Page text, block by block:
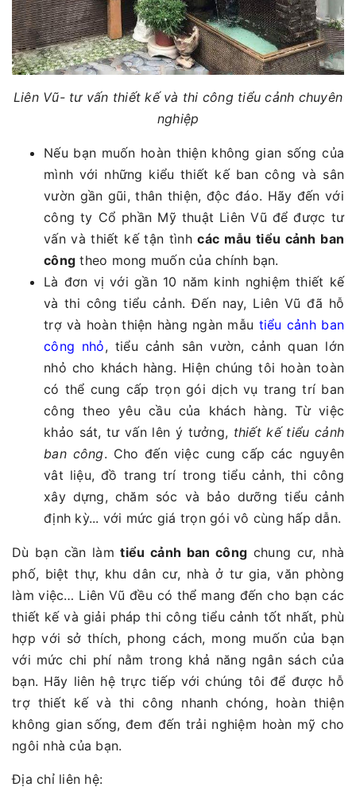
Liên Vũ- tư vấn thiết kế và thi công tiểu cảnh chuyên
nghiệp
Nếu bạn muốn hoàn thiện không gian sống của
mình với những kiểu thiết kế ban công và sân
vườn gần gũi, thân thiện, độc đáo. Hãy đến với
công ty Cổ phần Mỹ thuật Liên Vũ để được tư
vấn và thiết kế tận tìnhcác mẫu tiểu cảnh ban
công theo mong muốn của chính bạn.
Là đơn vị với gần 10 năm kinh nghiệm thiết kế
và thi công tiểu cảnh. Đến nay, Liên Vũ đã hỗ
trợ và hoàn thiện hàng ngàn mẫu tiểu cảnh ban
công nhỏ, tiểu cảnh sân vườn, cảnh quan lớn
nhỏ cho khách hàng. Hiện chúng tôi hoàn toàn
có thể cung cấp trọn gói dịch vụ trang trí ban
công theo yêu cầu của khách hàng. Từ việc
khảo sát, tư vấn lên ý tưởng, thiết kế tiểu cảnh
ban công. Cho đến việc cung cấp các nguyên
vât liệu, đồ trang trí trong tiểu cảnh, thi công
xây dựng, chăm sóc và bảo dưỡng tiểu cảnh
định kỳ... với mức giá trọn gói vô cùng hấp dẫn.
Dù bạn cần làmtiểu cảnh ban công chung cư, nhà
phố, biệt thự, khu dân cư, nhà ở tư gia, văn phòng
làm việc… Liên Vũ đều có thể mang đến cho bạn các
thiết kế và giải pháp thi công tiểu cảnh tốt nhất, phù
hợp với sở thích, phong cách, mong muốn của bạn
với mức chi phí nằm trong khả năng ngân sách của
bạn. Hãy liên hệ trực tiếp với chúng tôi để được hỗ
trợ thiết kế và thi công nhanh chóng, hoàn thiện
không gian sống, đem đến trải nghiệm hoàn mỹ cho
ngôi nhà của bạn.
Địa chỉ liên hệ: